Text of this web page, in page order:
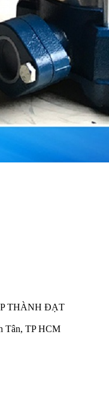
THÀNH ĐẠT
Tân, TP HCM